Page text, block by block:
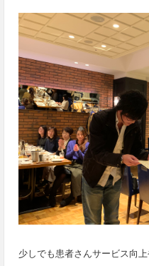
少しでも患者さんサービス向